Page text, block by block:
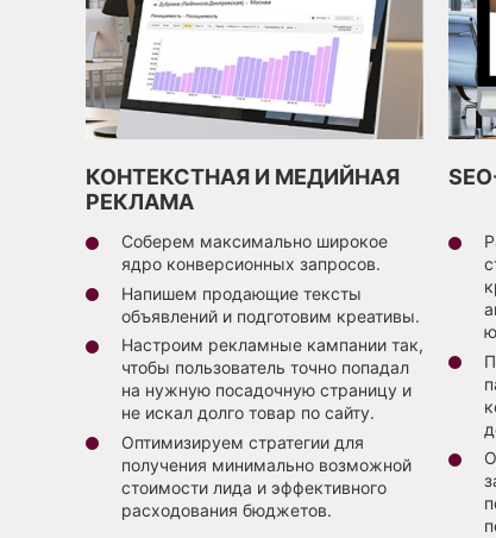
КОНТЕКСТНАЯ И МЕДИЙНАЯ
РЕКЛАМА
Соберем максимально широкое
ядро конверсионных запросов.
Напишем продающие тексты
объявлений и подготовим креативы.
Настроим рекламные кампании так,
чтобы пользователь точно попадал
на нужную посадочную страницу и
не искал долго товар по сайту.
Оптимизируем стратегии для
получения минимально возможной
стоимости лида и эффективного
расходования бюджетов.